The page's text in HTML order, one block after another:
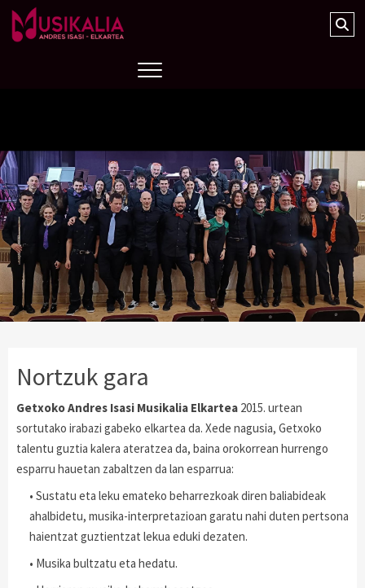
Nortzuk gara
Getxoko Andres Isasi Musikalia Elkartea 2015. urtean
sortutako irabazi gabeko elkartea da. Xede nagusia, Getxoko
talentu guztia kalera ateratzea da, baina orokorrean hurrengo
esparru hauetan zabaltzen da lan esparrua:
• Sustatu eta leku emateko beharrezkoak diren baliabideak
ahalbidetu, musika-interpretazioan garatu nahi duten pertsona
haientzat guztientzat lekua eduki dezaten.
• Musika bultzatu eta hedatu.